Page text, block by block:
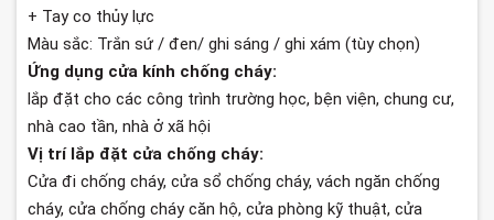
+ Tay co thủy lực
Màu sắc: Trắn sứ / đen/ ghi sáng / ghi xám (tùy chọn)
Ứng dụng cửa kính chống cháy:
lắp đặt cho các công trình trường học, bện viện, chung cư,
nhà cao tần, nhà ở xã hội
Vị trí lắp đặt cửa chống cháy:
Cửa đi chống cháy, cửa sổ chống cháy, vách ngăn chống
cháy, cửa chống cháy căn hộ, cửa phòng kỹ thuật, cửa